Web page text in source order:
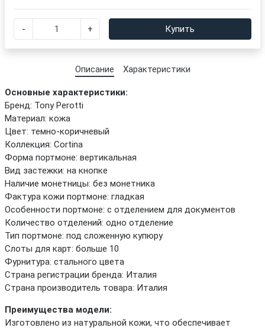
Описание Характеристики
Основные характеристики:
Бренд: Tony Perotti
Материал: кожа
Цвет: темно-коричневый
Коллекция: Cortina
Форма портмоне: вертикальная
Вид застежки: на кнопке
Наличие монетницы: без монетника
Фактура кожи портмоне: гладкая
Особенности портмоне: с отделением для документов
Количество отделений: одно отделение
Тип портмоне: под сложенную купюру
Слоты для карт: больше 10
Фурнитура: стального цвета
Страна регистрации бренда: Италия
Страна производитель товара: Италия
Преимущества модели:
Изготовлено из натуральной кожи, что обеспечивает
- + Купить